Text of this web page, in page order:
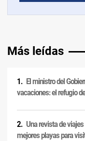
Más leídas
El ministro del
vacaciones: el refugio
Una revista de
mejores playas para